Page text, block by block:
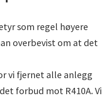
som regel høyere
overbevist om at det
vi fjernet alle anlegg
forbud mot R410A. Vi